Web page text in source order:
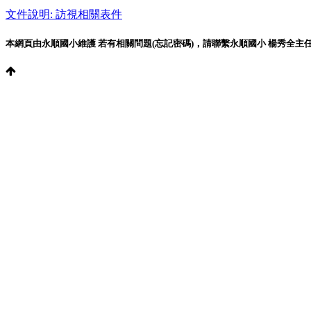
文件說明: 訪視相關表件
本網頁由永順國小維護 若有相關問題(忘記密碼)，請聯繫永順國小 楊秀全主